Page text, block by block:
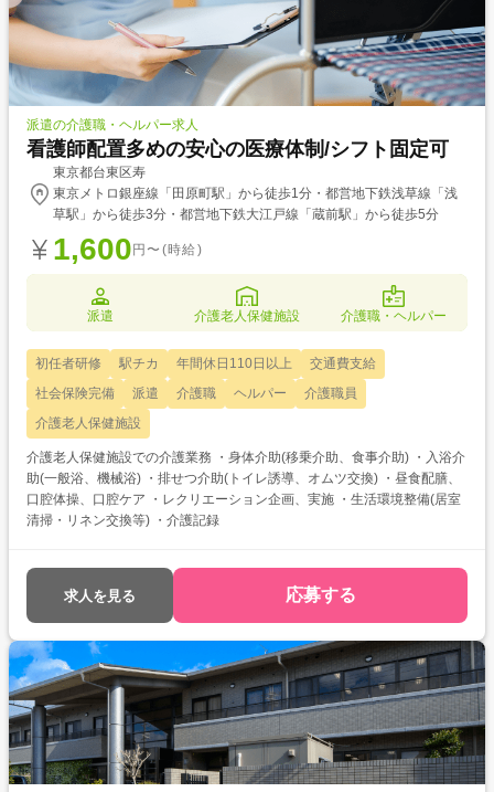
派遣の介護職・ヘルパー求人
看護師配置多めの安心の医療体制/シフト固定可
東京都台東区寿
東京メトロ銀座線「田原町駅」から徒歩1分・都営地下鉄浅草線「浅
草駅」から徒歩3分・都営地下鉄大江戸線「蔵前駅」から徒歩5分
1,600 円〜(時給)
派遣 介護老人保健施設 介護職・ヘルパー
初任者研修 駅チカ 年間休日110日以上
交通費支給
社会保険完備
派遣 介護職 ヘルパー
介護職員
介護老人保健施設
介護老人保健施設での介護業務 ・身体介助(移乗介助、食事介助) ・入浴介
助(一般浴、機械浴) ・排せつ介助(トイレ誘導、オムツ交換) ・昼食配膳、
口腔体操、口腔ケア ・レクリエーション企画、実施 ・生活環境整備(居室
清掃・リネン交換等) ・介護記録
求人を見る 応募する